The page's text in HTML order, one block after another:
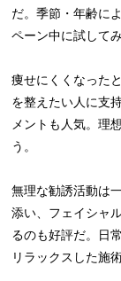
だ。季節・年齢に
ペーン中に試してみ
痩せにくくなった
を整えたい人に支
メントも人気。理
う。
無理な勧誘活動は
添い、フェイシャ
るのも好評だ。日
リラックスした施